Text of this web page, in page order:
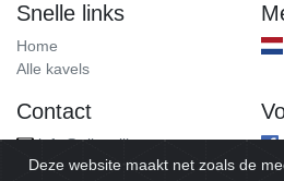
Snelle links
Home
Alle kavels
Contact
info@alleveilingen.net
Deze website maakt net zoals de